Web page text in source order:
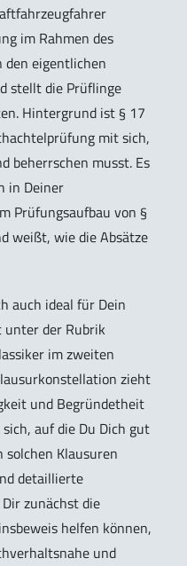
im Rahmen des
den eigentlichen
stellt die Prüflinge
Hintergrund ist § 17
mit sich,
beherrschen musst. Es
in Deiner
Prüfungsaufbau von §
weißt, wie die Absätze
auch ideal für Dein
unter der Rubrik
im zweiten
zieht
und Begründetheit
auf die Du Dich gut
Klausuren
detaillierte
zunächst die
helfen können,
und